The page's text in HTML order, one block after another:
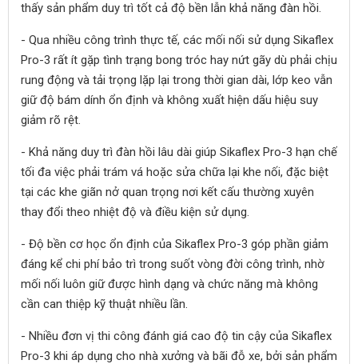
thấy sản phẩm duy trì tốt cả độ bền lẫn khả năng đàn hồi.
- Qua nhiều công trình thực tế, các mối nối sử dụng Sikaflex
Pro-3 rất ít gặp tình trạng bong tróc hay nứt gãy dù phải chịu
rung động và tải trọng lặp lại trong thời gian dài, lớp keo vẫn
giữ độ bám dính ổn định và không xuất hiện dấu hiệu suy
giảm rõ rệt.
- Khả năng duy trì đàn hồi lâu dài giúp Sikaflex Pro-3 hạn chế
tối đa việc phải trám vá hoặc sửa chữa lại khe nối, đặc biệt
tại các khe giãn nở quan trọng nơi kết cấu thường xuyên
thay đổi theo nhiệt độ và điều kiện sử dụng.
- Độ bền cơ học ổn định của Sikaflex Pro-3 góp phần giảm
đáng kể chi phí bảo trì trong suốt vòng đời công trình, nhờ
mối nối luôn giữ được hình dạng và chức năng mà không
cần can thiệp kỹ thuật nhiều lần.
- Nhiều đơn vị thi công đánh giá cao độ tin cậy của Sikaflex
Pro-3 khi áp dụng cho nhà xưởng và bãi đỗ xe, bởi sản phẩm